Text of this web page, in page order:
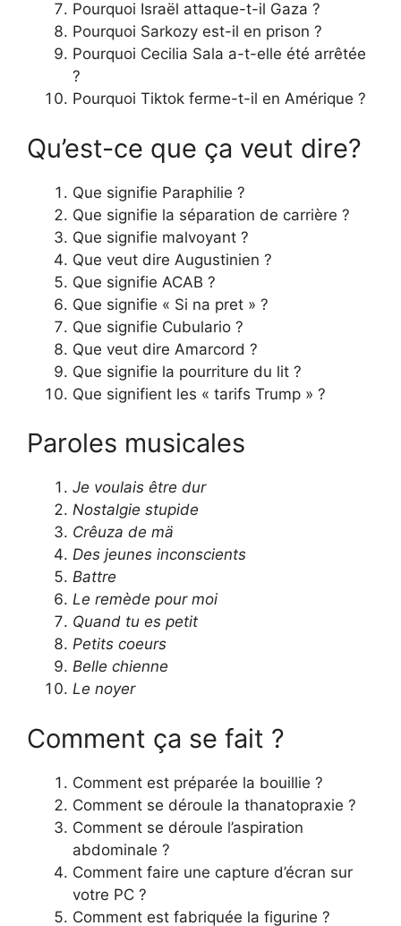
Pourquoi Israël attaque-t-il Gaza ?
Pourquoi Sarkozy est-il en prison ?
Pourquoi Cecilia Sala a-t-elle été arrêtée
?
Pourquoi Tiktok ferme-t-il en Amérique ?
Qu’est-ce que ça veut dire?
Que signifie Paraphilie ?
Que signifie la séparation de carrière ?
Que signifie malvoyant ?
Que veut dire Augustinien ?
Que signifie ACAB ?
Que signifie « Si na pret » ?
Que signifie Cubulario ?
Que veut dire Amarcord ?
Que signifie la pourriture du lit ?
Que signifient les « tarifs Trump » ?
Paroles musicales
Je voulais être dur
Nostalgie stupide
Crêuza de mä
Des jeunes inconscients
Battre
Le remède pour moi
Quand tu es petit
Petits coeurs
Belle chienne
Le noyer
Comment ça se fait ?
Comment est préparée la bouillie ?
Comment se déroule la thanatopraxie ?
Comment se déroule l’aspiration
abdominale ?
Comment faire une capture d’écran sur
votre PC ?
Comment est fabriquée la figurine ?